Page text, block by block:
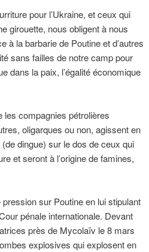
pour l’Ukraine, et ceux qui
girouette, nous obligent à nous
à la barbarie de Poutine et d’autres
sans failles de notre camp pour
dans la paix, l’égalité économique
les compagnies pétrolières
oligarques ou non, agissent en
dingue) sur le dos de ceux qui
et seront à l’origine de famines,
sur Poutine en lui stipulant
pénale internationale. Devant
près de Mycolaïv le 8 mars
explosives qui explosent en